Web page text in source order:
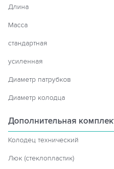
Длина
Масса
стандартная
усиленная
Диаметр патрубков
Диаметр колодца
Дополнительная
Колодец технический
Люк (стеклопластик)